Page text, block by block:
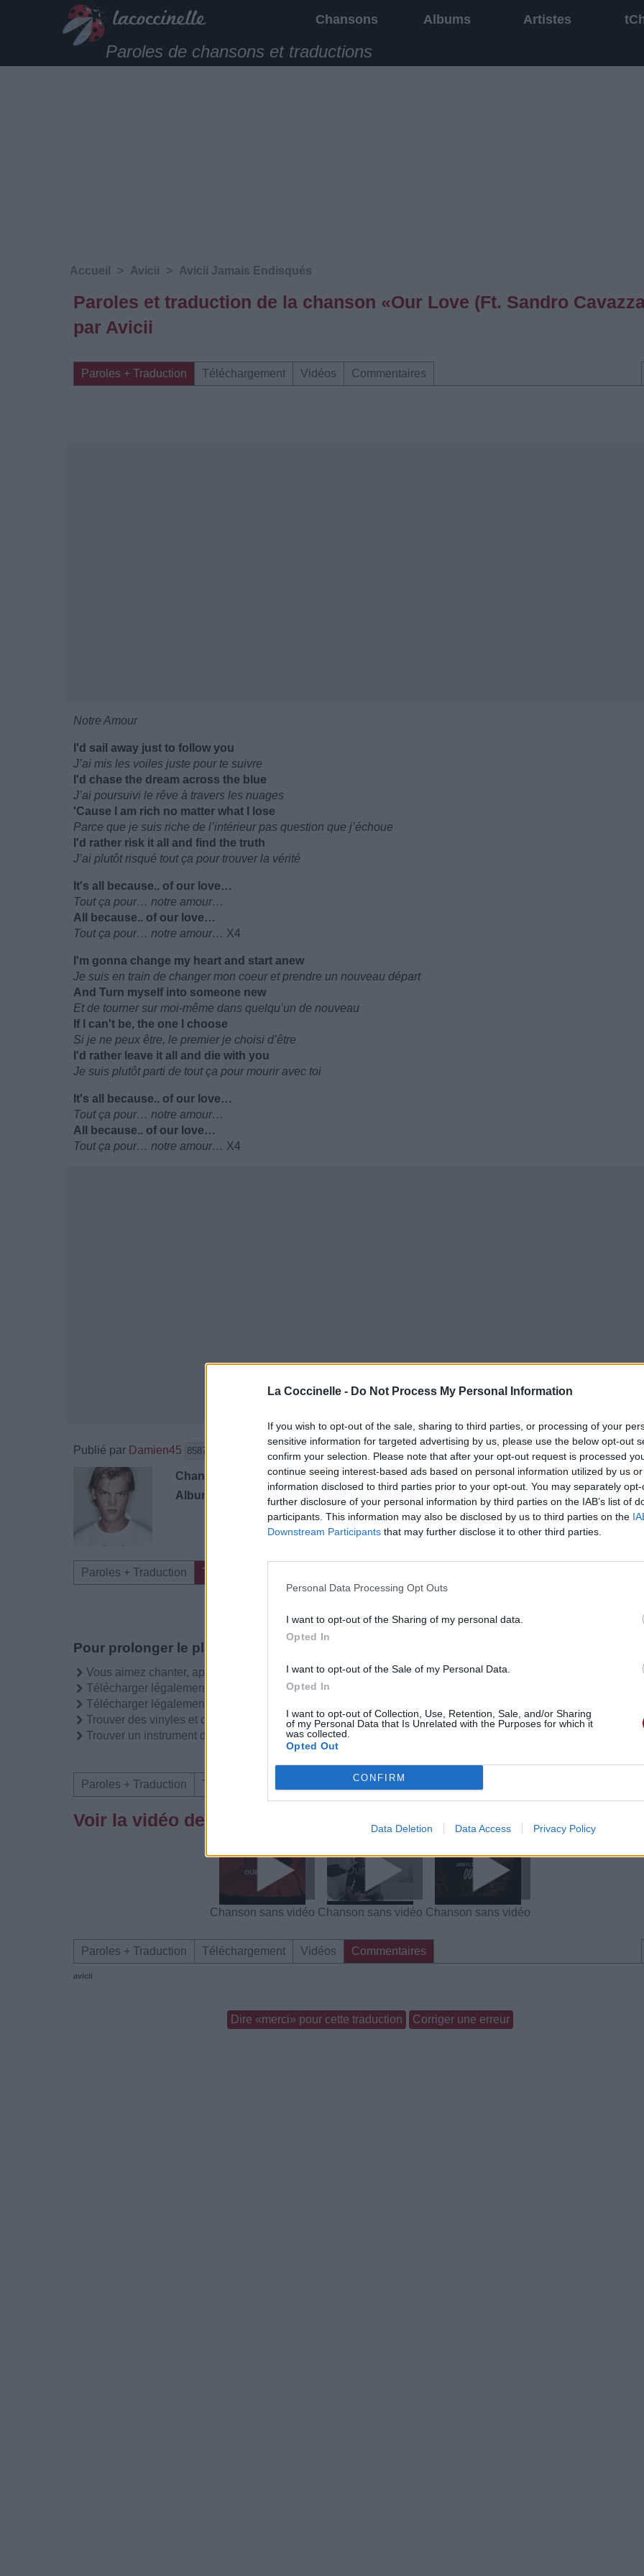
La Coccinelle - Do Not Process My Personal Information
If you wish to opt-out of the sale, sharing to third parties, or processing of your
sensitive information for targeted advertising by us, please use the below opt-out
confirm your selection. Please note that after your opt-out request is processed
continue seeing interest-based ads based on personal information utilized by us
information disclosed to third parties prior to your opt-out. You may separately
further disclosure of your personal information by third parties on the IAB’s list of
participants. This information may also be disclosed by us to third parties on the
Downstream Participants that may further disclose it to other third parties.
Personal Data Processing Opt Outs
I want to opt-out of the Sharing of my personal data.
Opted In
I want to opt-out of the Sale of my Personal Data.
Opted In
I want to opt-out of Collection, Use, Retention, Sale, and/or Sharing
of my Personal Data that Is Unrelated with the Purposes for which it
was collected.
Opted Out
CONFIRM
Data Deletion Data Access Privacy Policy
Chansons Albums Artistes
Paroles de chansons et traductions
Accueil > Avicii > Avicii Jamais Endisqués
Paroles et traduction de la chanson «Our Love (Ft. Sandro
par Avicii
Paroles + Traduction Téléchargement Vidéos Commentaires
Notre Amour
I'd sail away just to follow you
J’ai mis les voiles juste pour te suivre
I'd chase the dream across the blue
J’ai poursuivi le rêve à travers les nuages
'Cause I am rich no matter what I lose
Parce que je suis riche de l’intérieur pas question que j’échoue
I'd rather risk it all and find the truth
J’ai plutôt risqué tout ça pour trouver la vérité
It's all because.. of our love…
Tout ça pour… notre amour…
All because.. of our love…
Tout ça pour… notre amour… X4
I'm gonna change my heart and start anew
Je suis en train de changer mon coeur et prendre un nouveau départ
And Turn myself into someone new
Et de tourner sur moi-même dans quelqu’un de nouveau
If I can't be, the one I choose
Si je ne peux être, le premier je choisi d’être
I'd rather leave it all and die with you
Je suis plutôt parti de tout ça pour mourir avec toi
It's all because.. of our love…
Tout ça pour… notre amour…
All because.. of our love…
Tout ça pour… notre amour… X4
Publié par Damien45 8587 le 9 novembre 2019 à 7h18.
Chanteurs : Sandro Cavazza,Avicii
Albums :
Avicii Jamais Endisqués
Paroles + Traduction Téléchargement
Pour prolonger le plaisir musical :
Vous aimez chanter, apprenez la guitare chez
Télécharger légalement les MP3 sur
Télécharger légalement les MP3 ou trouver le CD sur
Trouver des vinyles et des CD sur
Trouver un instrument de musique ou une partition au meilleur prix sur
Paroles + Traduction Téléchargement Commentaires
Voir la vidéo de «Our Love (Ft. Sandro Cavazza)»
Chanson sans vidéo Chanson sans vidéo Chanson sans vidéo
Paroles + Traduction Téléchargement Vidéos Commentaires
avicii
Dire «merci» pour cette traduction Corriger une erreur